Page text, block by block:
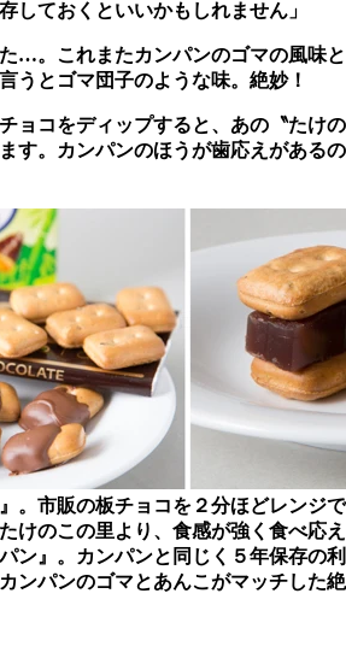
しておくといいかもしれません」
…。これまたカンパンのゴマの風味と
うとゴマ団子のような味。絶妙！
ョコをディップすると、あの〝たけの
す。カンパンのほうが歯応えがあるの
。市販の板チョコを２分ほどレンジで
のこの里より、食感が強く食べ応え
ン』。カンパンと同じく５年保存の利
ンパンのゴマとあんこがマッチした絶